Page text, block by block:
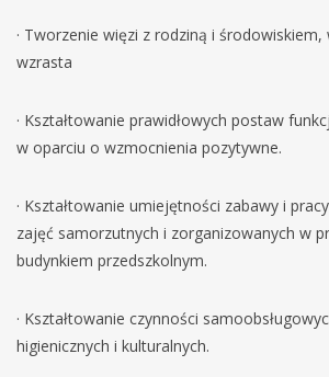
· Tworzenie więzi z rodziną i
wzrasta
· Kształtowanie prawidłowych postaw
w oparciu o wzmocnienia pozytywne.
· Kształtowanie umiejętności zabawy i
zajęć samorzutnych i zorganizowanych w
budynkiem przedszkolnym.
· Kształtowanie czynności
higienicznych i kulturalnych.